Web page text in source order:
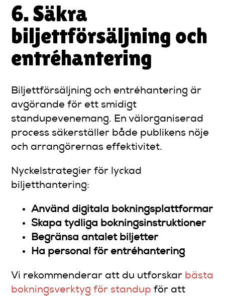
6. Säkra
biljettförsäljning och
entréhantering
Biljettförsäljning och entréhantering är
avgörande för ett smidigt
standupevenemang. En välorganiserad
process säkerställer både publikens nöje
och arrangörernas effektivitet.
Nyckelstrategier för lyckad
biljetthantering:
Använd digitala bokningsplattformar
Skapa tydliga bokningsinstruktioner
Begränsa antalet biljetter
Ha personal för entréhantering
Vi rekommenderar att du utforskar bästa
bokningsverktyg för standup för att